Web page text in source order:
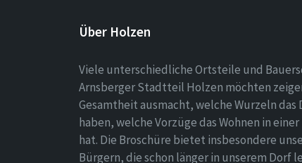
Über Holzen
Viele unterschiedliche Ortsteile und
Arnsberger Stadtteil Holzen möchten
Gesamtheit ausmacht, welche Wurzeln
haben, welche Vorzüge das Wohnen in
hat. Die Broschüre bietet insbesondere
Bürgern, die schon länger in unserem Dorf